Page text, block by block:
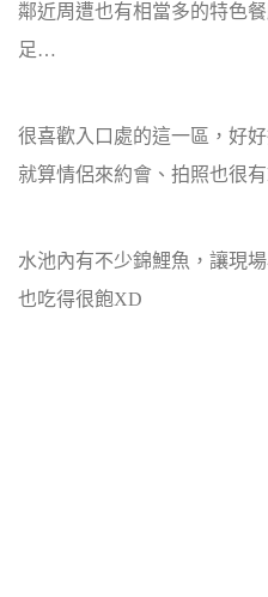
鄰近周遭也有相當多的特色
足…
很喜歡入口處的這一區，好
就算情侶來約會、拍照也很
水池內有不少錦鯉魚，讓現
也吃得很飽XD